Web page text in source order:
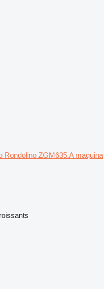
Rondolino ZGM635.A maquina